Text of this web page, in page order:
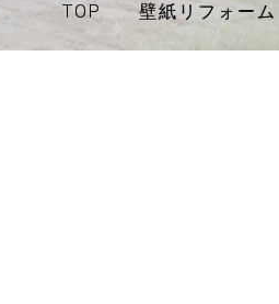
TOP 壁紙リフォーム
TOP 壁紙リフォーム